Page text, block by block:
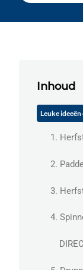
Inhoud
Leuke
1.
2.
3.
4.